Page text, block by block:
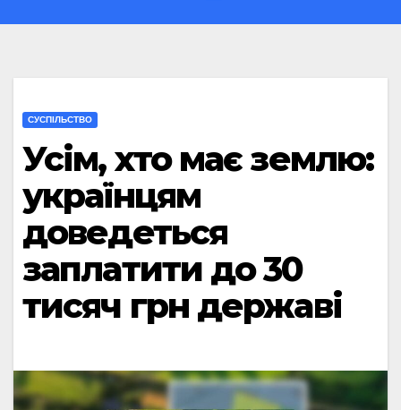
CУСПІЛЬСТВО
Усім, хто має землю:
українцям
доведеться
заплатити до 30
тисяч грн державі